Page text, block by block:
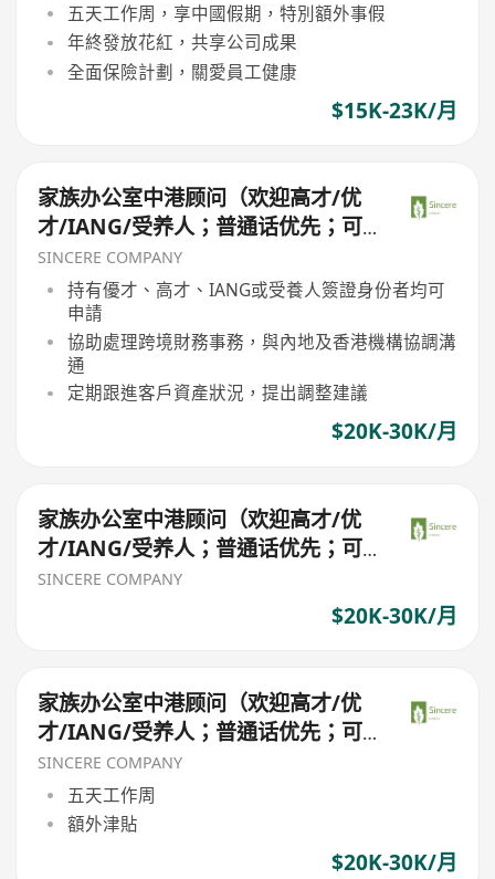
五天工作周，享中國假期，特別額外事假
年終發放花紅，共享公司成果
全面保險計劃，關愛員工健康
$15K-23K/月
家族办公室中港顾问（欢迎高才/优
才/IANG/受养人；普通话优先；可
转正/续签）
SINCERE COMPANY
持有優才、高才、IANG或受養人簽證身份者均可
申請
協助處理跨境財務事務，與內地及香港機構協調溝
通
定期跟進客戶資產狀況，提出調整建議
$20K-30K/月
家族办公室中港顾问（欢迎高才/优
才/IANG/受养人；普通话优先；可
转正/续签）
SINCERE COMPANY
$20K-30K/月
家族办公室中港顾问（欢迎高才/优
才/IANG/受养人；普通话优先；可
转正/续签）
SINCERE COMPANY
五天工作周
額外津貼
$20K-30K/月